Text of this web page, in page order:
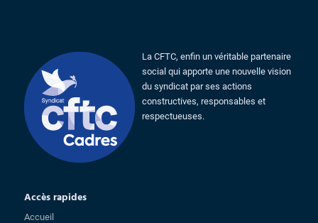
La CFTC, enfin un véritable partenaire
social qui apporte une nouvelle vision
du syndicat par ses actions
constructives, responsables et
respectueuses.
Accès rapides
Accueil